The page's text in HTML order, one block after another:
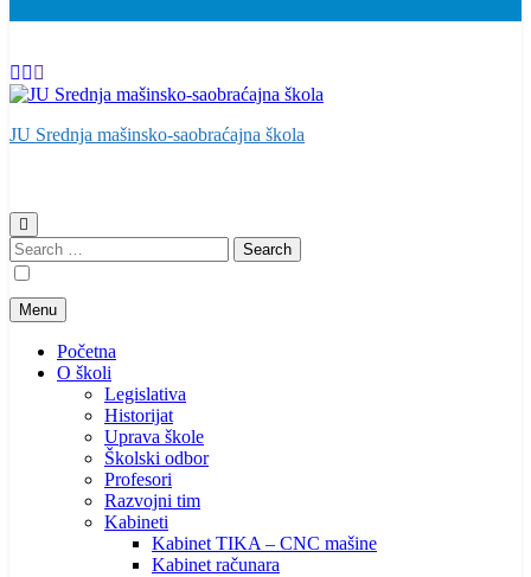
JU Srednja mašinsko-saobraćajna škola
Search
for:
Menu
Početna
O školi
Legislativa
Historijat
Uprava škole
Školski odbor
Profesori
Razvojni tim
Kabineti
Kabinet TIKA – CNC mašine
Kabinet računara